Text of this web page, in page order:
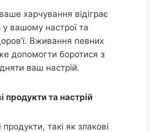
харчування відіграє
вашому настрої та
Вживання певних
допомогти боротися з
ваш настрій.
продукти та настрій
продукти, такі як злакові